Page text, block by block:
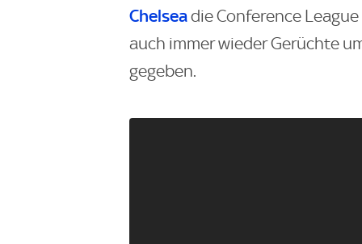
Chelseadie Conference
auch immer wieder Gerüchte
gegeben.